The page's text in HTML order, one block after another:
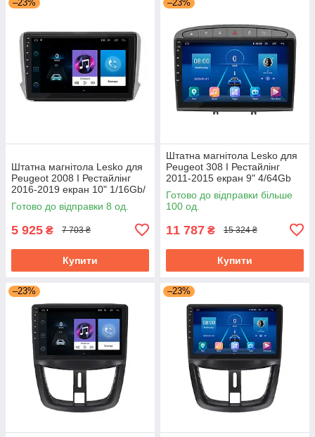
–23%
Штатна магнітола Lesko для
Peugeot 2008 I Рестайлінг
2016-2019 екран 10" 1/16Gb/
Wi-Fi Optima GPS Android
Готово до відправки 8 од.
5 925 ₴ 7 703 ₴
Купити
–23%
Штатна магнітола Lesko для
Peugeot 308 I Рестайлінг
2011-2015 екран 9" 4/64Gb
Grey/4G/ Wi-Fi/CarPlay Top
GPS
Готово до відправки більше
100 од.
11 787 ₴ 15 324 ₴
Купити
–23% –23%